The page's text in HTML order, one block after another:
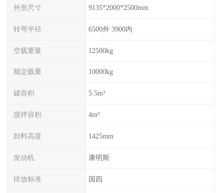
外形尺寸 9135*2000*2500mm
转弯半径 6500外 3900内
空载重量 12500kg
额定载重 10000kg
罐容积 5.5m³
搅拌容积 4m³
卸料高度 1425mm
发动机 康明斯
排放标准 国四